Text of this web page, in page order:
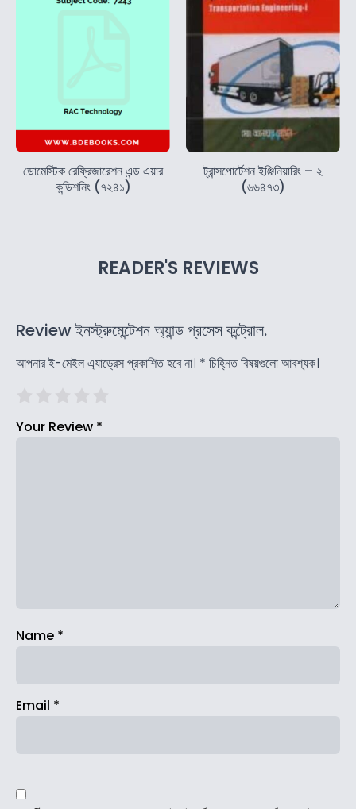
ডোমেস্টিক রেফ্রিজারেশন এন্ড এয়ার
কন্ডিশনিং (৭২৪১)
ট্রান্সপোর্টেশন ইঞ্জিনিয়ারিং – ২
(৬৬৪৭৩)
READER'S REVIEWS
Review ইনস্ট্রুমেন্টেশন অ্যান্ড প্রসেস কন্ট্রোল.
আপনার ই-মেইল এ্যাড্রেস প্রকাশিত হবে না। * চিহ্নিত বিষয়গুলো আবশ্যক।
Your Review *
Name *
Email *